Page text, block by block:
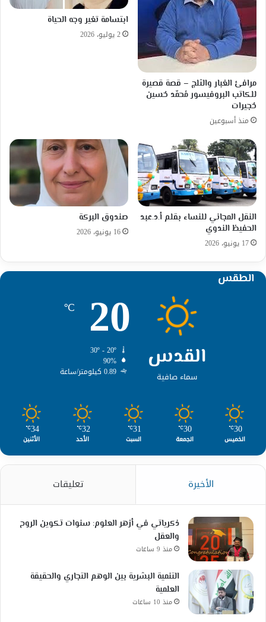
مرافئ الغبار والثلج – قصة قصيرة
للكاتب البروفيسور مُحمّد حُسين
حُجيرات
منذ أسبوعين
ابتسامة تغير وجه الحياة
2 يوليو، 2026
النقل المجاني للنساء بقلم أ.د.عبد
الحفيظ الندوي
17 يونيو، 2026
صندوق البركة
16 يونيو، 2026
الطقس
القدس
سماء صافية
20
℃
90%
0.89 كيلومتر/ساعة
30
℃
الخميس
30
℃
الجمعة
31
℃
السبت
32
℃
الأحد
34
℃
الأثنين
الأخيرة تعليقات
ذكرياتي في أزهر العلوم: سنوات تكوين الروح
والعقل
منذ 9 ساعات
التنمية البشرية بين الوهم التجاري والحقيقة
العلمية
منذ 10 ساعات